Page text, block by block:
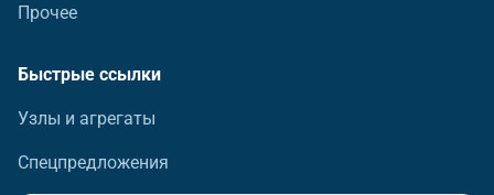
Прочее
Быстрые ссылки
Узлы и агрегаты
Спецпредложения